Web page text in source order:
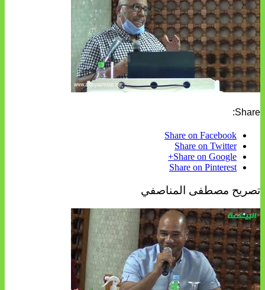
Share:
Share on Facebook
Share on Twitter
Share on Google+
Share on Pinterest
تصريح مصطفى المناصفي